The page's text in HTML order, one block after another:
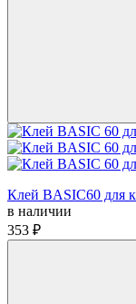
Клей BASIC60 для
в наличии
353 ₽